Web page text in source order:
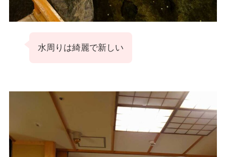
水周りは綺麗で新しい